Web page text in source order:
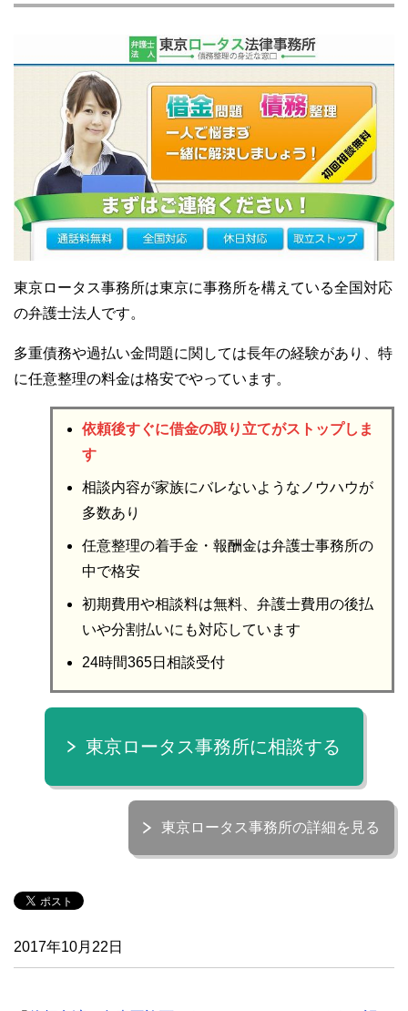
東京ロータス事務所は東京に事務所を構えている全国対応
の弁護士法人です。
多重債務や過払い金問題に関しては長年の経験があり、特
に任意整理の料金は格安でやっています。
依頼後すぐに借金の取り立てがストップしま
す
相談内容が家族にバレないようなノウハウが
多数あり
任意整理の着手金・報酬金は弁護士事務所の
中で格安
初期費用や相談料は無料、弁護士費用の後払
いや分割払いにも対応しています
24時間365日相談受付
東京ロータス事務所に相談する
東京ロータス事務所の詳細を見る
2017年10月22日